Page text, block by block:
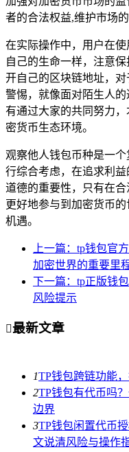
者的合法权益,维护市场的
在实际操作中，用户在
自己的生命一样，注意
开自己的区块链地址，
警惕，就像面对陌生人
有通过大家的共同努力
密货币生态环境。
观察他人钱包币种是一
行综合考虑，在追求利
道德的重要性，只有在
更好地参与到加密货币
机遇。
上一篇：tp钱包官
加密世界的重要里
下一篇：tp正版钱
风险提示
最新文章
1TP钱包跨链功能
2TP钱包有代币吗
边界
3TP钱包闲置代币
文说清风险与操作